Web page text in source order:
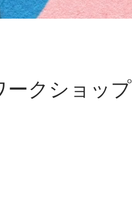
ークショップ